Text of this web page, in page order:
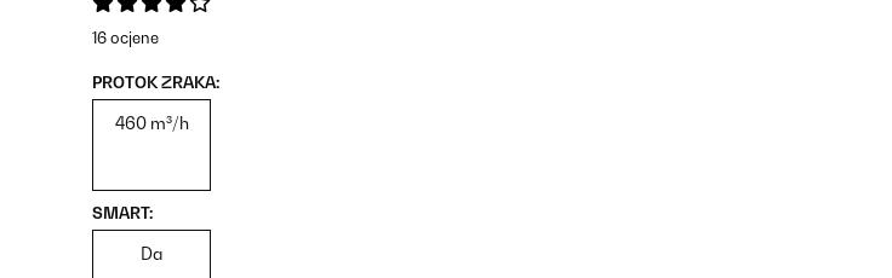
16 ocjene
PROTOK ZRAKA:
460 m³/h
SMART:
Da